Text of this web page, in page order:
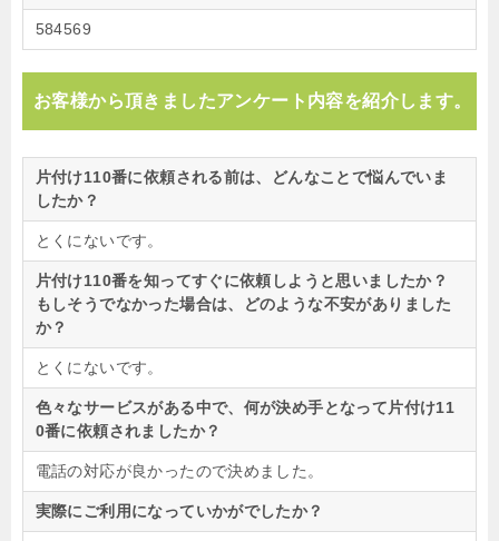
584569
お客様から頂きましたアンケート内容を紹介します。
片付け110番に依頼される前は、どんなことで悩んでいま
したか？
とくにないです。
片付け110番を知ってすぐに依頼しようと思いましたか？
もしそうでなかった場合は、どのような不安がありました
か？
とくにないです。
色々なサービスがある中で、何が決め手となって片付け11
0番に依頼されましたか？
電話の対応が良かったので決めました。
実際にご利用になっていかがでしたか？